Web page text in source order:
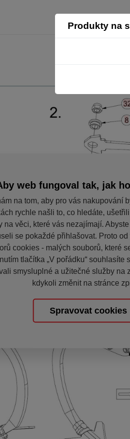
Produkty na
web fungoval tak, jak
na tom, aby pro vás nakupování
rychle našli to, co hledáte,
na věci, které vás nezajímají.
se pokaždé přihlašovat. Proto
cookies - malých souborů, které
tlačítka „V pořádku“
smysluplné a užitečné služby na
kdykoli změnit na stránce
Spravovat cookies